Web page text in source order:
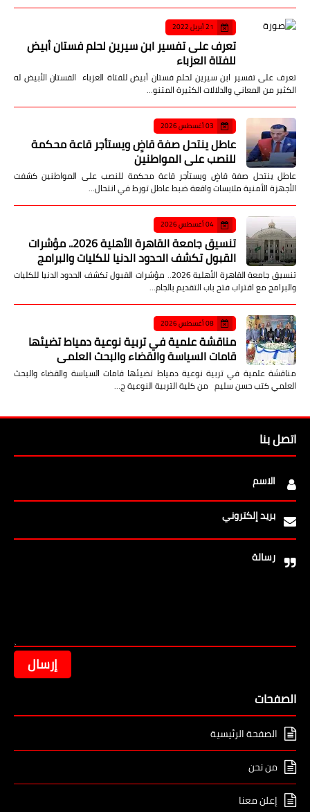
21 أبريل 2022
تعرف على تفسير ابن سيرين لحلم فستان أبيض
للفتاة العزباء
تعرف على تفسير ابن سيرين لحلم فستان أبيض للفتاة العزباء الفستان الأبيض له
الكثير من المعاني والدلالات الكثيرة المتنو…
03 أغسطس 2026
عاطل ينتحل صفة قاضٍ ويستأجر قاعة محكمة
للنصب على المواطنين
عاطل ينتحل صفة قاضٍ ويستأجر قاعة محكمة للنصب على المواطنين كشفت
الأجهزة الأمنية ملابسات واقعة ضبط عاطل تورط في انتحال…
04 أغسطس 2026
تنسيق جامعة القاهرة الأهلية 2026.. مؤشرات
القبول تكشف الحدود الدنيا للكليات والبرامج
تنسيق جامعة القاهرة الأهلية 2026.. مؤشرات القبول تكشف الحدود الدنيا للكليات
والبرامج مع اقتراب فتح باب التقديم بالجام…
08 أغسطس 2026
مناقشة علمية في تربية نوعية دمياط تضيئها
قامات السياسة والقضاء والبحث العلمي
مناقشة علمية في تربية نوعية دمياط تضيئها قامات السياسة والقضاء والبحث
العلمي كتب حسن سليم من كلية التربية النوعية ج…
اتصل بنا
الاسم
بريد إلكتروني
رسالة
الصفحات
الصفحة الرئيسية
من نحن
إعلن معنا